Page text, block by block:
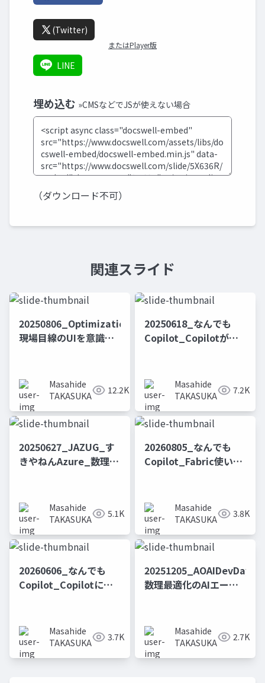
(Twitter)
またはPlayer版
LINE
埋め込む »CMSなどでJSが使えない場合
（ダウンロード不可）
関連スライド
20250806_OptimizationNight_
現場目線のUIを意識し
Masahide
TAKASUKA
12.2K
20250618_なんでも
Copilot_Copilotが変
データカタログ構築に
よるData&AIの民主化
Masahide
TAKASUKA
7.2K
20250627_JAZUG_す
きやねんAzure_数理最
理最適化をより身近な
ものにするために_ー万
博訪問ルート最適化サ
ービスを作ってみたー
Masahide
TAKASUKA
5.1K
20260805_なんでも
Copilot_Fabric使いの
せ 〜Copilotから呼
ぶ・Agent 365で管
理・Fabricと使い分け
る〜
Masahide
TAKASUKA
3.8K
20260606_なんでも
Copilot_Copilotによ
「Foundryで創る数理
最適化エージェント」
の協奏・共創・競争
Masahide
TAKASUKA
3.7K
数理最適化のAIエージ
役割の理解と共存戦略
ー
Masahide
TAKASUKA
2.7K